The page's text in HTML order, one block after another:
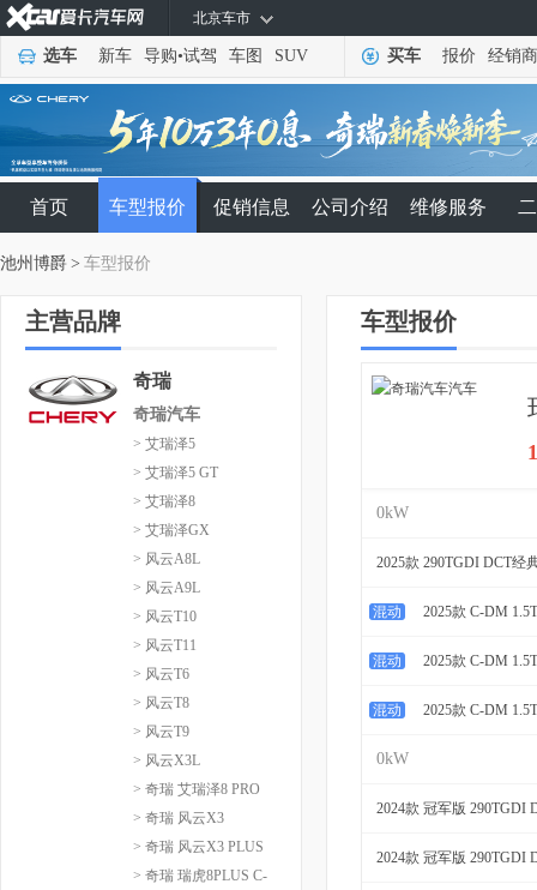
北京车市
选车 新车 导购•试驾 车图 SUV 买车 报价 经销商
首页 车型报价 促销信息 公司介绍 维修服务
池州博爵 > 车型报价
主营品牌
奇瑞
奇瑞汽车
> 艾瑞泽5
> 艾瑞泽5 GT
> 艾瑞泽8
> 艾瑞泽GX
> 风云A8L
> 风云A9L
> 风云T10
> 风云T11
> 风云T6
> 风云T8
> 风云T9
> 风云X3L
> 奇瑞 艾瑞泽8 PRO
> 奇瑞 风云X3
> 奇瑞 风云X3 PLUS
> 奇瑞 瑞虎8PLUS C-
车型报价
0kW
2025款 290TGDI DCT经
混动 2025款 C-DM
混动 2025款 C-DM
混动 2025款 C-DM
0kW
2024款 冠军版 290TGDI
2024款 冠军版 290TGDI